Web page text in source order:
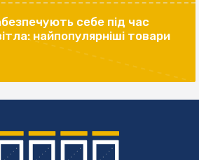
себе під час
найпопулярніші товари